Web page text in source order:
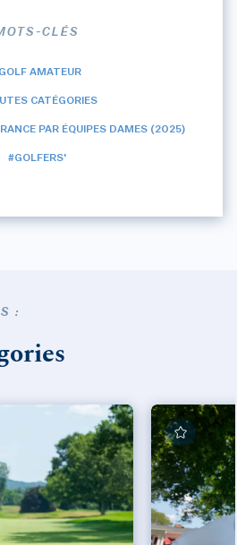
CLÉS
AMATEUR
CATÉGORIES
PAR ÉQUIPES DAMES (2025)
#GOLFERS'
: